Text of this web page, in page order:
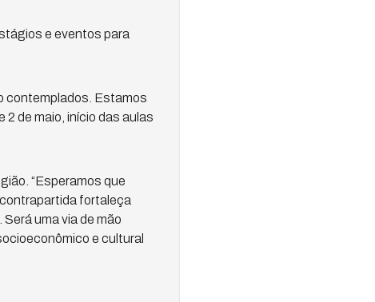
e eventos para
contemplados. Estamos
de maio, início das aulas
“Esperamos que
fortaleça
uma via de mão
e cultural